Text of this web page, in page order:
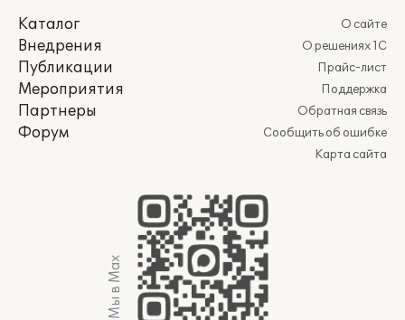
Каталог
Внедрения
Публикации
Мероприятия
Партнеры
Форум
О сайте
О решениях 1С
Прайс-лист
Поддержка
Обратная связь
Сообщить об ошибке
Карта сайта
Мы в Max